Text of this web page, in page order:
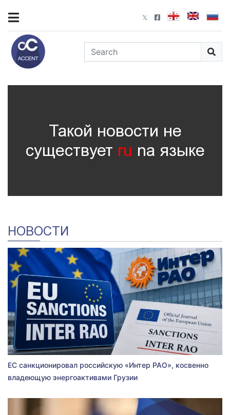
Такой новости не
существует ru nа языке
НОВОСТИ
ЕС санкционировал российскую «Интер РАО», косвенно
владеющую энергоактивами Грузии